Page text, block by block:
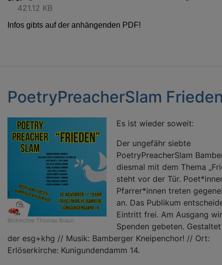
421.12 KB
Infos gibts auf der anhängenden PDF!
PoetryPreacherSlam
Bildrechte Thomas Braun
Es ist wieder soweit:
Der ungefähr siebte
PoetryPreacherSlam
diesmal mit dem Thema
steht vor der Tür.
Pfarrer*innen treten
an. Das Publikum
Eintritt frei. Am Ausgang
Spenden gebeten.
der esg+khg // Musik: Bamberger Kneipenchor! // Ort:
Erlöserkirche: Kunigundendamm 14.